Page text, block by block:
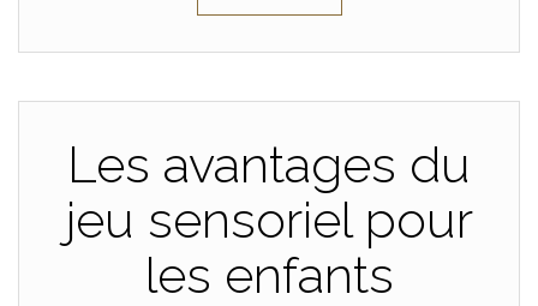
Les avantages du
jeu sensoriel pour
les enfants